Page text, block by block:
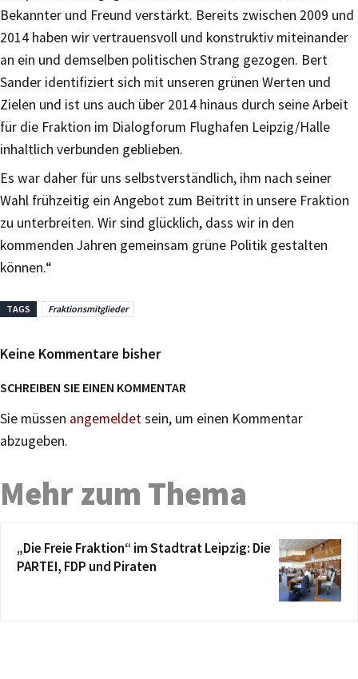
Bekannter und Freund verstärkt. Bereits zwischen 2009 und
2014 haben wir vertrauensvoll und konstruktiv miteinander
an ein und demselben politischen Strang gezogen. Bert
Sander identifiziert sich mit unseren grünen Werten und
Zielen und ist uns auch über 2014 hinaus durch seine Arbeit
für die Fraktion im Dialogforum Flughafen Leipzig/Halle
inhaltlich verbunden geblieben.
Es war daher für uns selbstverständlich, ihm nach seiner
Wahl frühzeitig ein Angebot zum Beitritt in unsere Fraktion
zu unterbreiten. Wir sind glücklich, dass wir in den
kommenden Jahren gemeinsam grüne Politik gestalten
können.“
TAGS Fraktionsmitglieder
Keine Kommentare bisher
SCHREIBEN SIE EINEN KOMMENTAR
Sie müssen angemeldetsein, um einen Kommentar
abzugeben.
Mehr zum Thema
„Die Freie Fraktion“ im Stadtrat Leipzig: Die
PARTEI, FDP und Piraten